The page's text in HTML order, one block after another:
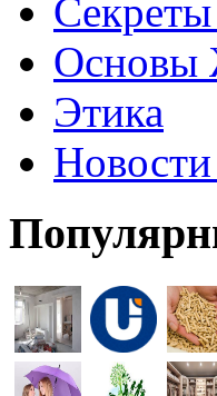
Секреты
Основы
Этика
Новости